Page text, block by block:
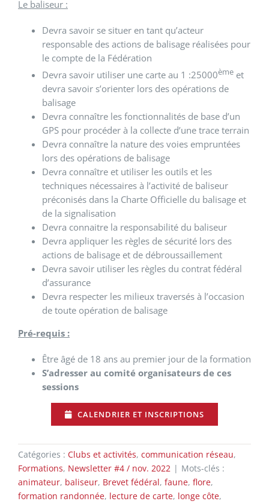
Le baliseur :
Devra savoir se situer en tant qu’acteur
responsable des actions de balisage réalisées pour
le compte de la Fédération
Devra savoir utiliser une carte au 1 :25000ème et
devra savoir s’orienter lors des opérations de
balisage
Devra connaître les fonctionnalités de base d’un
GPS pour procéder à la collecte d’une trace terrain
Devra connaître la nature des voies empruntées
lors des opérations de balisage
Devra connaître et utiliser les outils et les
techniques nécessaires à l’activité de baliseur
préconisés dans la Charte Officielle du balisage et
de la signalisation
Devra connaitre la responsabilité du baliseur
Devra appliquer les règles de sécurité lors des
actions de balisage et de débroussaillement
Devra savoir utiliser les règles du contrat fédéral
d’assurance
Devra respecter les milieux traversés à l’occasion
de toute opération de balisage
Pré-requis :
Être âgé de 18 ans au premier jour de la formation
S’adresser au comité organisateurs de ces
sessions
CALENDRIER ET INSCRIPTIONS
Catégories : Clubs et activités, communication réseau,
Formations, Newsletter #4 / nov. 2022 | Mots-clés :
animateur, baliseur, Brevet fédéral, faune, flore,
formation randonnée, lecture de carte, longe côte,